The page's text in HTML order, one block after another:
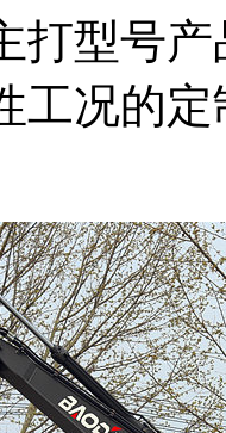
打型号
工况的